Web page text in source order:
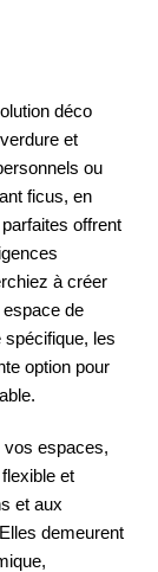
déco
et
ou
ficus, en
offrent
à créer
de
spécifique, les
option pour
vos espaces,
et
et aux
demeurent